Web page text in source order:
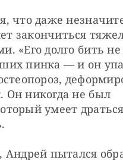
что даже
закончиться
«Его долго бить не
пинка — и он
Он никогда не был
умеет
Андрей пытался